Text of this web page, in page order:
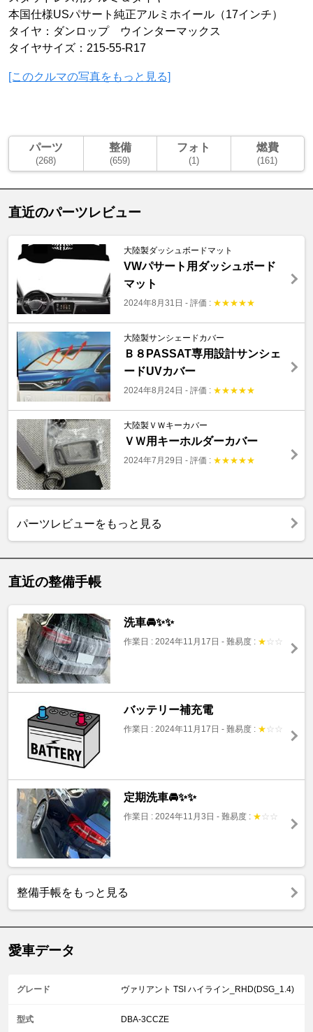
本国仕様USパサート純正アルミホイール（17インチ）
タイヤ：ダンロップ ウインターマックス
タイヤサイズ：215-55-R17
[このクルマの写真をもっと見る]
パーツ
(268)
整備
(659)
フォト
(1)
燃費
(161)
直近のパーツレビュー
大陸製ダッシュボードマット
VWパサート用ダッシュボード
マット
2024年8月31日 - 評価 : ★★★★★
大陸製サンシェードカバー
Ｂ８PASSAT専用設計サンシェ
ードUVカバー
2024年8月24日 - 評価 : ★★★★★
大陸製ＶＷキーカバー
ＶＷ用キーホルダーカバー
2024年7月29日 - 評価 : ★★★★★
パーツレビューをもっと見る
直近の整備手帳
洗車🚘✨✨
作業日 : 2024年11月17日 - 難易度 : ★ ☆ ☆
バッテリー補充電
作業日 : 2024年11月17日 - 難易度 : ★ ☆ ☆
定期洗車🚘✨✨
作業日 : 2024年11月3日 - 難易度 : ★ ☆ ☆
整備手帳をもっと見る
愛車データ
グレード ヴァリアント TSI ハイライン_RHD(DSG_1.4)
型式 DBA-3CCZE